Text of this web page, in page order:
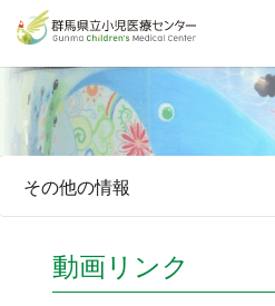
Skip to main content
その他の情報
動画リンク